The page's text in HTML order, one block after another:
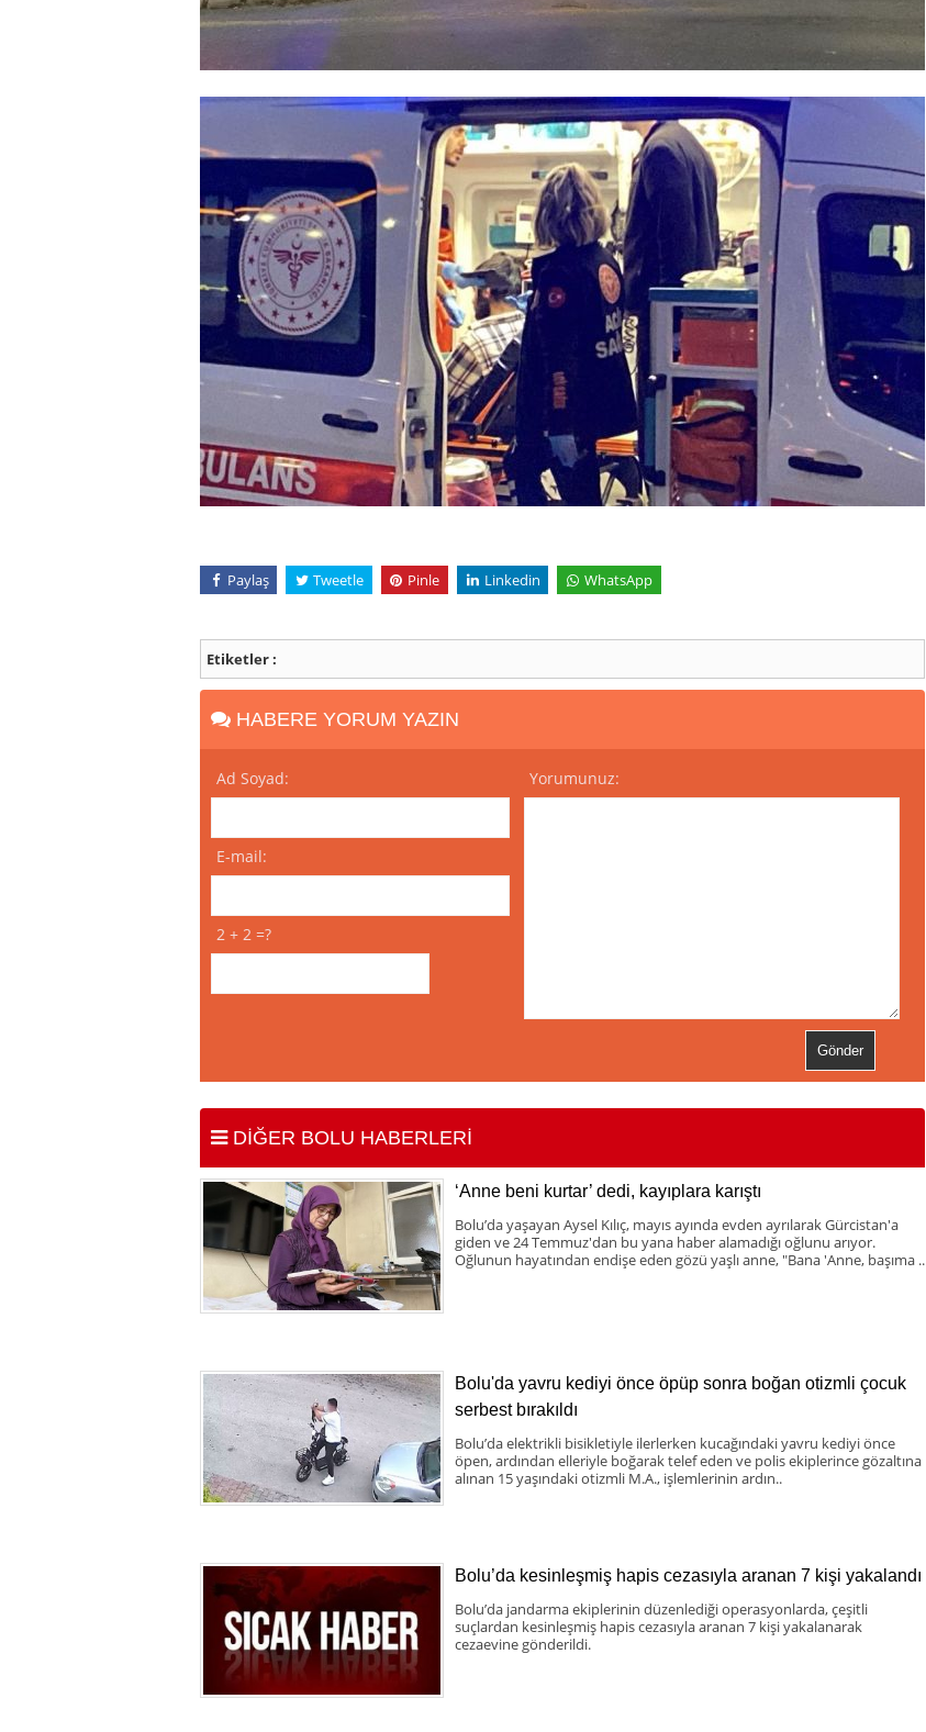
Paylaş Tweetle Pinle Linkedin WhatsApp
Etiketler :
HABERE YORUM YAZIN
Ad Soyad:
E-mail:
2 + 2 =?
Yorumunuz:
DİĞER BOLU HABERLERİ
‘Anne beni kurtar’ dedi, kayıplara karıştı
Bolu’da yaşayan Aysel Kılıç, mayıs ayında evden ayrılarak Gürcistan'a
giden ve 24 Temmuz'dan bu yana haber alamadığı oğlunu arıyor.
Oğlunun hayatından endişe eden gözü yaşlı anne, "Bana 'Anne, başıma ..
Bolu'da yavru kediyi önce öpüp sonra boğan otizmli çocuk
serbest bırakıldı
Bolu’da elektrikli bisikletiyle ilerlerken kucağındaki yavru kediyi önce
öpen, ardından elleriyle boğarak telef eden ve polis ekiplerince gözaltına
alınan 15 yaşındaki otizmli M.A., işlemlerinin ardın..
Bolu’da kesinleşmiş hapis cezasıyla aranan 7 kişi yakalandı
Bolu’da jandarma ekiplerinin düzenlediği operasyonlarda, çeşitli
suçlardan kesinleşmiş hapis cezasıyla aranan 7 kişi yakalanarak
cezaevine gönderildi.